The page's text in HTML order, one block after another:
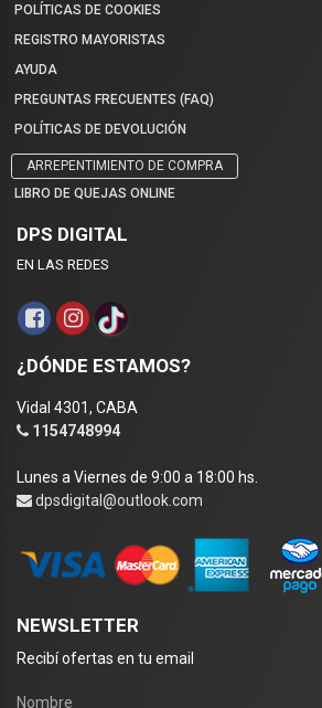
POLÍTICAS DE COOKIES
REGISTRO MAYORISTAS
AYUDA
PREGUNTAS FRECUENTES (FAQ)
POLÍTICAS DE DEVOLUCIÓN
ARREPENTIMIENTO DE COMPRA
LIBRO DE QUEJAS ONLINE
DPS DIGITAL
EN LAS REDES
¿DÓNDE ESTAMOS?
Vidal 4301, CABA
1154748994
Lunes a Viernes de 9:00 a 18:00 hs.
dpsdigital@outlook.com
NEWSLETTER
Recibí ofertas en tu email